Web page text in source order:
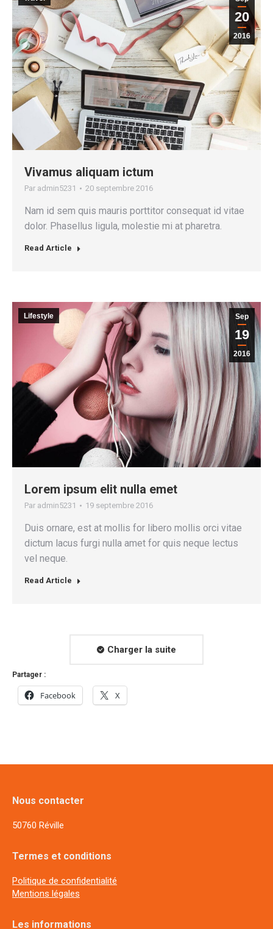
20
2016
Vivamus aliquam ictum
Par admin5231 20 septembre 2016
Nam id sem quis mauris porttitor consequat id vitae
dolor. Phasellus ligula, molestie mi at pharetra.
Read Article
Sep
19
2016
Lifestyle
Lorem ipsum elit nulla emet
Par admin5231 19 septembre 2016
Duis ornare, est at mollis for libero mollis orci vitae
dictum lacus furgi nulla amet for quis neque lectus
vel neque.
Read Article
Charger la suite
Partager :
Facebook X
Nous contacter
50760 Réville
Termes et conditions
Politique de confidentialité
Mentions légales
Les informations